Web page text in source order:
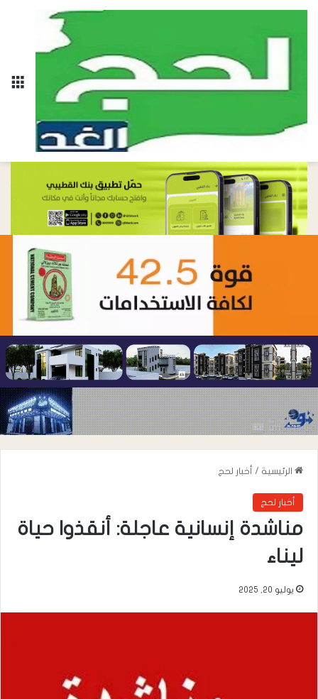
الرئيسية / أخبار لحج
أخبار لحج
مناشدة إنسانية عاجلة: أنقذوا حياة
ليناء
يوليو 20, 2025